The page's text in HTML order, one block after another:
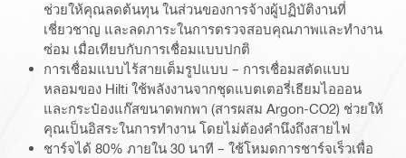
ช่วยให้คุณลดต้นทุน ในส่วนของการจ้างผู้ปฏิบัติงานที่
เชี่ยวชาญ และลดภาระในการตรวจสอบคุณภาพและทำงาน
ซ่อม เมื่อเทียบกับการเชื่อมแบบปกติ
การเชื่อมแบบไร้สายเต็มรูปแบบ – การเชื่อมสตัดแบบ
หลอมของ Hilti ใช้พลังงานจากชุดแบตเตอรี่เธียมไอออน
และกระป๋องแก๊สขนาดพกพา (สารผสม Argon-CO2) ช่วยให้
คุณเป็นอิสระในการทำงาน โดยไม่ต้องคำนึงถึงสายไฟ
ชาร์จได้ 80% ภายใน 30 นาที – ใช้โหมดการชาร์จเร็วเพื่อ